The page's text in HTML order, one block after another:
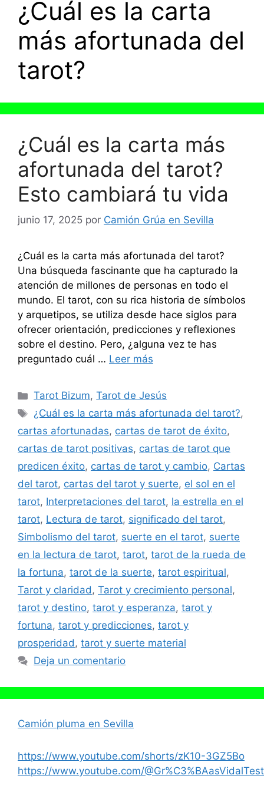
¿Cuál es la carta
más afortunada del
tarot?
¿Cuál es la carta más
afortunada del tarot?
Esto cambiará tu vida
junio 17, 2025 por Camión Grúa en Sevilla
¿Cuál es la carta más afortunada del tarot?
Una búsqueda fascinante que ha capturado la
atención de millones de personas en todo el
mundo. El tarot, con su rica historia de símbolos
y arquetipos, se utiliza desde hace siglos para
ofrecer orientación, predicciones y reflexiones
sobre el destino. Pero, ¿alguna vez te has
preguntado cuál … Leer más
Categorías
Tarot Bizum,Tarot de Jesús
Etiquetas
¿Cuál es la carta más afortunada del tarot?,
cartas afortunadas, cartas de tarot de éxito,
cartas de tarot positivas, cartas de tarot que
predicen éxito, cartas de tarot y cambio, Cartas
del tarot, cartas del tarot y suerte, el sol en el
tarot, Interpretaciones del tarot, la estrella en el
tarot, Lectura de tarot, significado del tarot,
Simbolismo del tarot, suerte en el tarot, suerte
en la lectura de tarot, tarot, tarot de la rueda de
la fortuna, tarot de la suerte, tarot espiritual,
Tarot y claridad, Tarot y crecimiento personal,
tarot y destino, tarot y esperanza, tarot y
fortuna, tarot y predicciones, tarot y
prosperidad, tarot y suerte material
Deja un comentario
Camión pluma en Sevilla
https://www.youtube.com/shorts/zK10-3GZ5Bo
https://www.youtube.com/